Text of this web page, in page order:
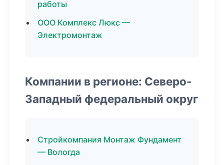
работы
ООО Комплекс Люкс —
Электромонтаж
Компании в регионе: Северо-
Западный федеральный округ
Стройкомпания Монтаж Фундамент
— Вологда